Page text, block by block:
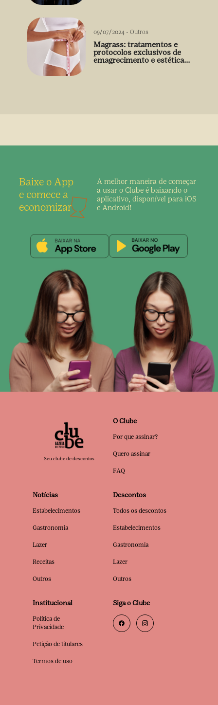
09/07/2024 - Outros
Magrass: tratamentos e
protocolos exclusivos de
emagrecimento e estética
Baixe o App
e comece a
economizar
A melhor maneira de começar
a usar o Clube é baixando o
aplicativo, disponível para iOS
e Android!
Seu clube de descontos
O Clube
Por que assinar?
Quero assinar
FAQ
Notícias
Estabelecimentos
Gastronomia
Lazer
Receitas
Outros
Descontos
Todos os descontos
Estabelecimentos
Gastronomia
Lazer
Outros
Institucional
Política de
Privacidade
Petição de titulares
Termos de uso
Siga o Clube